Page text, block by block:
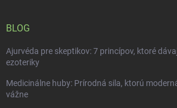
BLOG
Ajurvéda pre skeptikov: 7 princípov, ktoré
ezoteriky
Medicinálne huby: Prírodná sila, ktorú
vážne